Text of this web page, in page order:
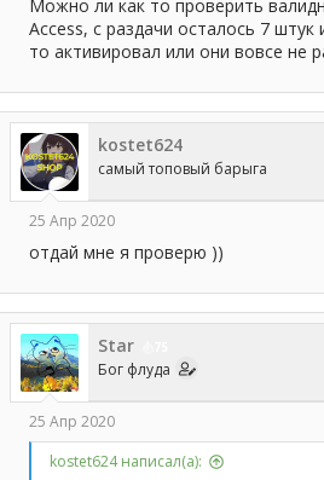
Можно ли как то проверить
Access, с раздачи осталось 7
то активировал или они вовсе не
kostet624
самый топовый барыга
25 Апр 2020
отдай мне я проверю ))
Star
Бог флуда
25 Апр 2020
kostet624 написал(а):